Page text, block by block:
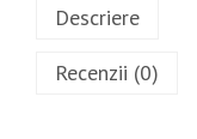
Descriere
Recenzii (0)